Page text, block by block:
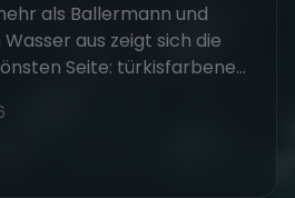
als Ballermann und
aus zeigt sich die
Seite: türkisfarbene...